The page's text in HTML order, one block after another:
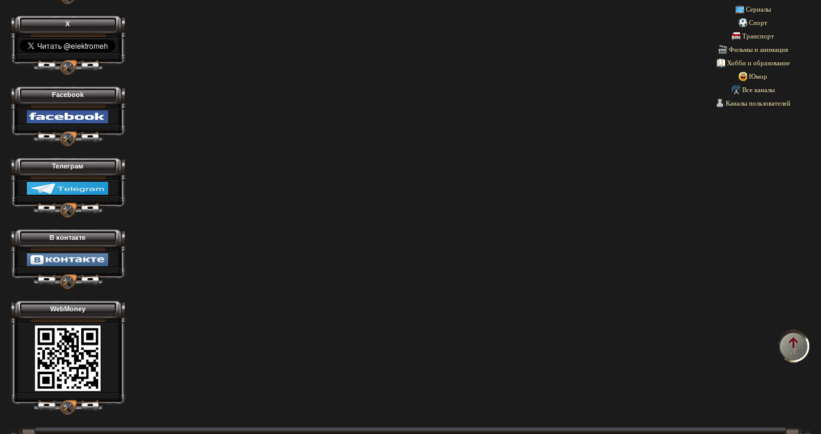
X
Facebook
Телеграм
В контакте
WebMoney
Сериалы
Спорт
Транспорт
Фильмы и анимация
Хобби и образование
Юмор
Все каналы
Каналы пользователей